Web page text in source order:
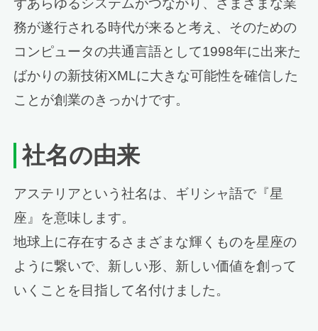
ずあらゆるシステムがつながり、さまざまな業
務が遂行される時代が来ると考え、そのための
コンピュータの共通言語として1998年に出来た
ばかりの新技術XMLに大きな可能性を確信した
ことが創業のきっかけです。
社名の由来
アステリアという社名は、ギリシャ語で『星
座』を意味します。
地球上に存在するさまざまな輝くものを星座の
ように繋いで、新しい形、新しい価値を創って
いくことを目指して名付けました。